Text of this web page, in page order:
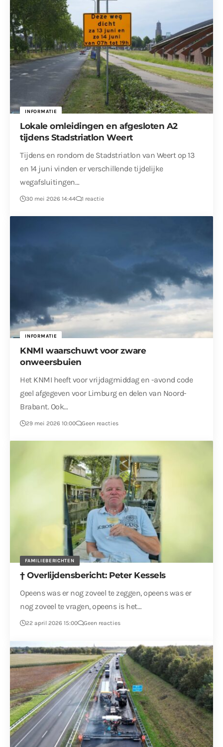
INFORMATIE
Lokale omleidingen en afgesloten A2
tijdens Stadstriatlon Weert
Tijdens en rondom de Stadstriatlon van Weert op 13
en 14 juni vinden er verschillende tijdelijke
wegafsluitingen…
30 mei 2026 14:44 1 reactie
INFORMATIE
KNMI waarschuwt voor zware
onweersbuien
Het KNMI heeft voor vrijdagmiddag en -avond code
geel afgegeven voor Limburg en delen van Noord-
Brabant. Ook…
29 mei 2026 10:00 Geen reacties
FAMILIEBERICHTEN
† Overlijdensbericht: Peter Kessels
Opeens was er nog zoveel te zeggen, opeens was er
nog zoveel te vragen, opeens is het…
22 april 2026 15:00 Geen reacties